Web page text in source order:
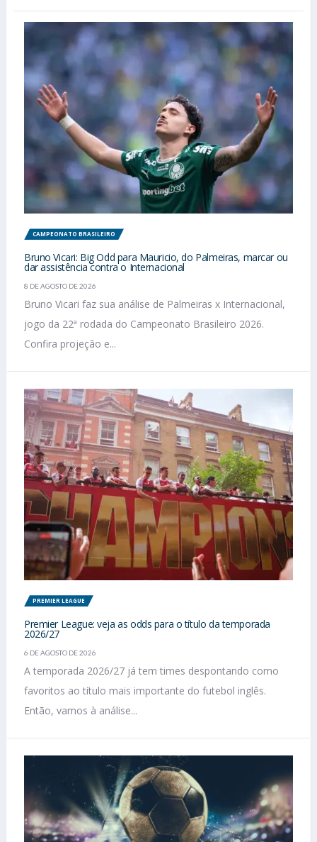
CAMPEONATO BRASILEIRO
Bruno Vicari: Big Odd para Mauricio, do Palmeiras, marcar ou
dar assistência contra o Internacional
8 DE AGOSTO DE 2026
Bruno Vicari faz sua análise de Palmeiras x Internacional,
jogo da 22ª rodada do Campeonato Brasileiro 2026.
Confira projeção e...
PREMIER LEAGUE
Premier League: veja as odds para o título da temporada
2026/27
6 DE AGOSTO DE 2026
A temporada 2026/27 já tem times despontando como
favoritos ao título mais importante do futebol inglês.
Então, vamos à análise...